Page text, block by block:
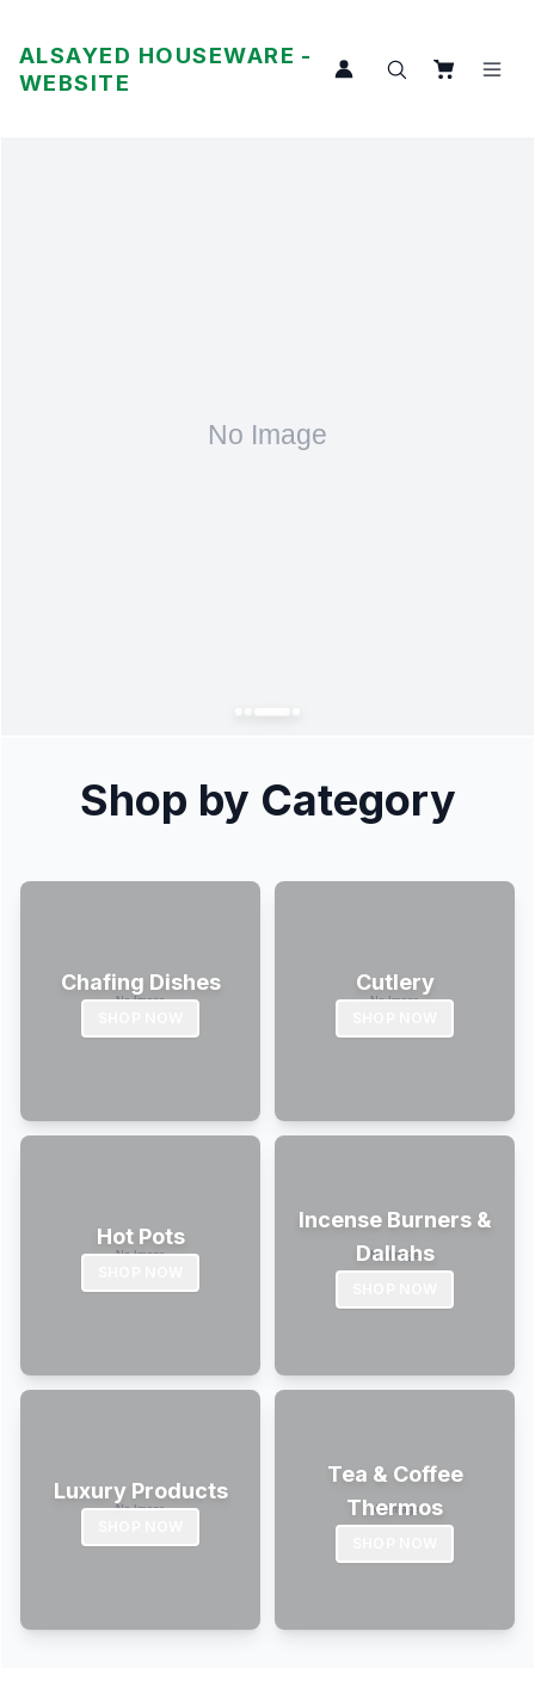
ALSAYED HOUSEWARE -
WEBSITE
Shop by Category
Chafing Dishes Cutlery
Hot Pots
Incense Burners &
Dallahs
Luxury Products
Tea & Coffee
Thermos